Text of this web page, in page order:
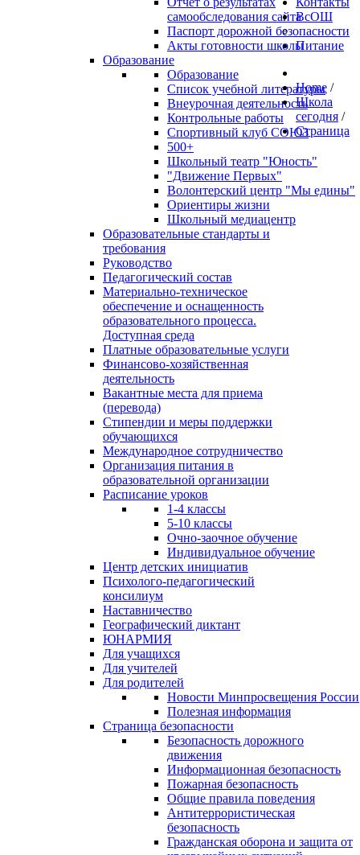
самообследования сайта
Паспорт дорожной безопасности
Акты готовности школы
Образование
Образование
Список учебной литературы
Внеурочная деятельность
Контрольные работы
Спортивный клуб СОЮЗ
500+
Школьный театр "Юность"
"Движение Первых"
Волонтерский центр "Мы едины"
Ориентиры жизни
Школьный медиацентр
Образовательные стандарты и
требования
Руководство
Педагогический состав
Материально-техническое
обеспечение и оснащенность
образовательного процесса.
Доступная среда
Платные образовательные услуги
Финансово-хозяйственная
деятельность
Вакантные места для приема
(перевода)
Стипендии и меры поддержки
обучающихся
Международное сотрудничество
Организация питания в
образовательной организации
Расписание уроков
1-4 классы
5-10 классы
Очно-заочное обучение
Индивидуальное обучение
Центр детских инициатив
Психолого-педагогический
консилиум
Наставничество
Географический диктант
ЮНАРМИЯ
Для учащихся
Для учителей
Для родителей
Новости Минпросвещения России
Полезная информация
Страница безопасности
Безопасность дорожного
движения
Информационная безопасность
Пожарная безопасность
Общие правила поведения
Антитеррористическая
безопасность
Гражданская оборона и защита от
ВсОШ
Питание
Home /
Школа
сегодня /
Страница